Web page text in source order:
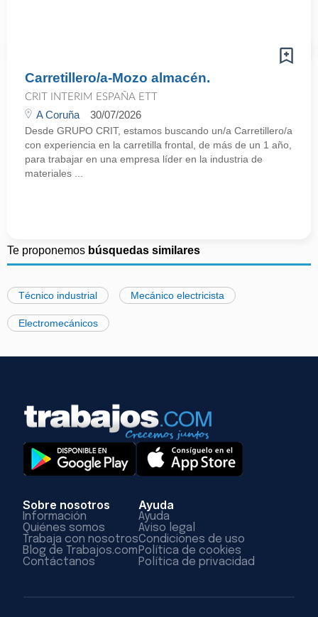
Carretillero/a-Mozo almacén.
CRIT INTERIM ESPAÑA ETT
A Coruña 30/07/2026
Desde GRUPO CRIT, estamos buscando un/a Carretillero/a
con experiencia en la carretilla frontal, de más de un 1 año,
para trabajar en una empresa líder en la industria de
materiales ...
Te proponemos búsquedas similares
Técnico industrial Mecánico electricista
Electromecánicos
Sobre nosotros
Información
Quiénes somos
Trabaja con nosotros
Blog de Trabajos.com
Contáctanos
Ayuda
Ayuda
Aviso legal
Condiciones de uso
Política de cookies
Política de privacidad